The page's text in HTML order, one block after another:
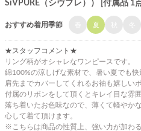
SiVPURE（シヴプレ）） [付属品 1
おすすめ着用季節 夏
★スタッフコメント★
リング柄がオシャレなワンピースです。
綿100%の涼しげな素材で、暑い夏でも快
肩先までカバーしてくれるお袖も嬉しいポ
付属のリボンをして頂くとキレイ目な雰
落ち着いたお色味なので、薄くて軽やか
心して着て頂けます。
※こちらは商品の性質上、強い力が加わ